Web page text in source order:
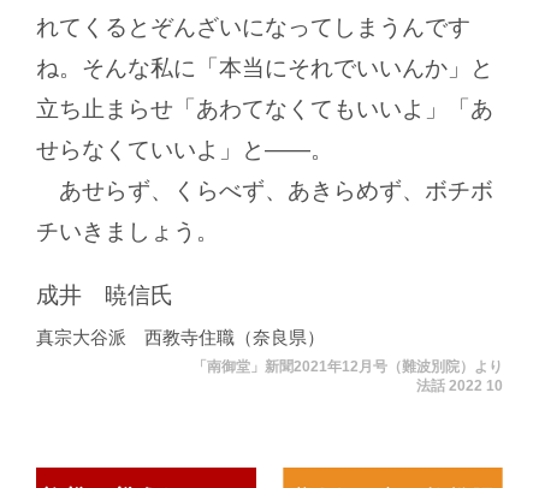
れてくるとぞんざいになってしまうんです
ね。そんな私に「本当にそれでいいんか」と
立ち止まらせ「あわてなくてもいいよ」「あ
せらなくていいよ」と―。
あせらず、くらべず、あきらめず、ボチボ
チいきましょう。
成井 暁信氏
真宗大谷派 西教寺住職（奈良県）
「南御堂」新聞2021年12月号（難波別院）より
法話 2022 10